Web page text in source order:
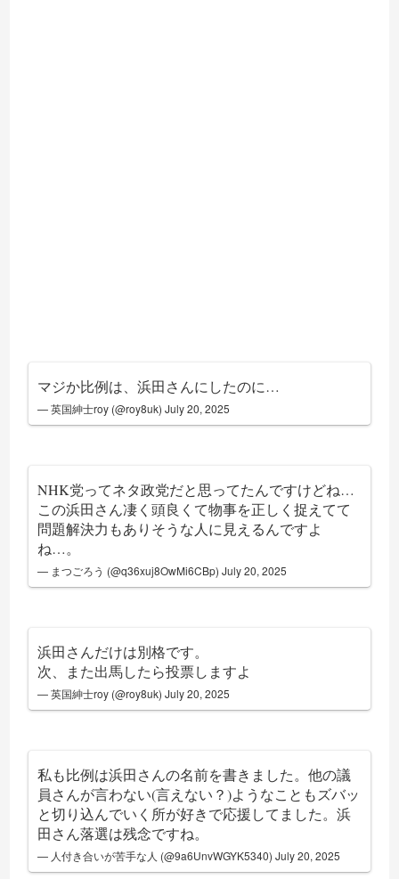
マジか比例は、浜田さんにしたのに…
— 英国紳士roy (@roy8uk)July 20, 2025
NHK党ってネタ政党だと思ってたんですけどね…
この浜田さん凄く頭良くて物事を正しく捉えてて
問題解決力もありそうな人に見えるんですよ
ね…。
— まつごろう (@q36xuj8OwMi6CBp)July 20, 2025
浜田さんだけは別格です。
次、また出馬したら投票しますよ
— 英国紳士roy (@roy8uk)July 20, 2025
私も比例は浜田さんの名前を書きました。他の議
員さんが言わない(言えない？)ようなこともズバッ
と切り込んでいく所が好きで応援してました。浜
田さん落選は残念ですね。
— 人付き合いが苦手な人 (@9a6UnvWGYK5340)July 20, 2025